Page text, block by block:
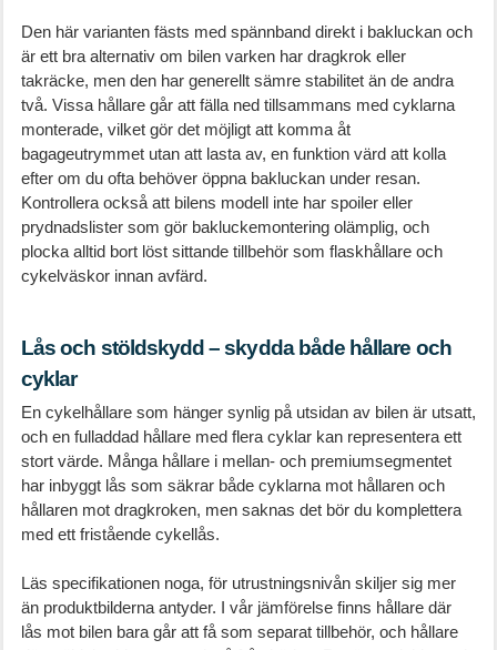
Den här varianten fästs med spännband direkt i bakluckan och
är ett bra alternativ om bilen varken har dragkrok eller
takräcke, men den har generellt sämre stabilitet än de andra
två. Vissa hållare går att fälla ned tillsammans med cyklarna
monterade, vilket gör det möjligt att komma åt
bagageutrymmet utan att lasta av, en funktion värd att kolla
efter om du ofta behöver öppna bakluckan under resan.
Kontrollera också att bilens modell inte har spoiler eller
prydnadslister som gör bakluckemontering olämplig, och
plocka alltid bort löst sittande tillbehör som flaskhållare och
cykelväskor innan avfärd.
Lås och stöldskydd – skydda både hållare och
cyklar
En cykelhållare som hänger synlig på utsidan av bilen är utsatt,
och en fulladdad hållare med flera cyklar kan representera ett
stort värde. Många hållare i mellan- och premiumsegmentet
har inbyggt lås som säkrar både cyklarna mot hållaren och
hållaren mot dragkroken, men saknas det bör du komplettera
med ett fristående cykellås.
Läs specifikationen noga, för utrustningsnivån skiljer sig mer
än produktbilderna antyder. I vår jämförelse finns hållare där
lås mot bilen bara går att få som separat tillbehör, och hållare